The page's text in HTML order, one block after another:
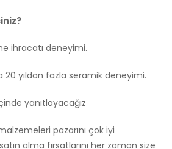
ihracatı deneyimi.
20 yıldan fazla seramik deneyimi.
yanıtlayacağız
pazarını çok iyi
alma fırsatlarını her zaman size